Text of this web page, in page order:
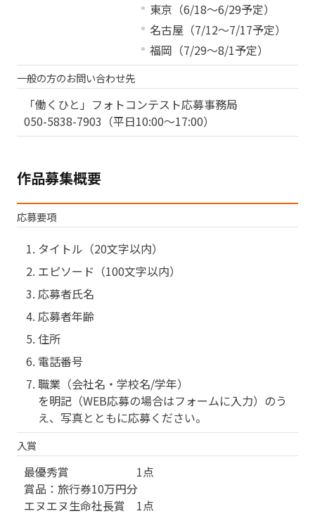
東京（6/18～6/29予定）
名古屋（7/12～7/17予定）
福岡（7/29～8/1予定）
一般の方のお問い合わせ先
「働くひと」フォトコンテスト応募事務局
050-5838-7903（平日10:00～17:00）
作品募集概要
応募要項
タイトル（20文字以内）
エピソード（100文字以内）
応募者氏名
応募者年齢
住所
電話番号
職業（会社名・学校名/学年）
を明記（WEB応募の場合はフォームに入力）のう
え、写真とともに応募ください。
入賞
最優秀賞 1点
賞品：旅行券10万円分
エヌエヌ生命社長賞 1点